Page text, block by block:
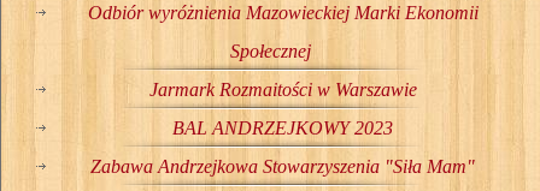
Odbiór wyróżnienia Mazowieckiej Marki Ekonomii
Społecznej
Jarmark Rozmaitości w Warszawie
BAL ANDRZEJKOWY 2023
Zabawa Andrzejkowa Stowarzyszenia "Siła Mam"